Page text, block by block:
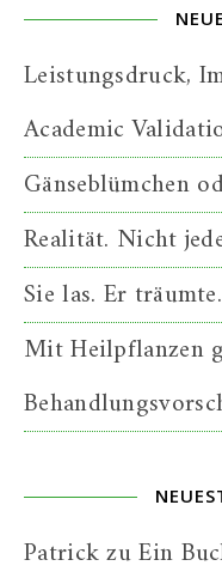
Leistungsdruck,
Academic
Gänseblümchen
Realität. Nicht
Sie las. Er träumte.
Mit Heilpflanzen
PatrickzuEin